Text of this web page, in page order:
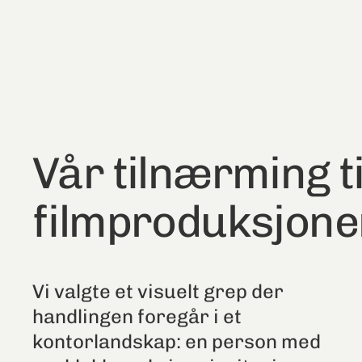
Vår tilnærming
Vi valgte et visuelt grep der
handlingen foregår i et
kontorlandskap: en person med